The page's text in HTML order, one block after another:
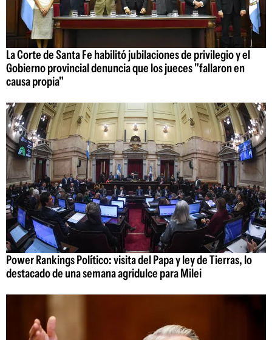
La Corte de Santa Fe habilitó jubilaciones de privilegio y el
Gobierno provincial denuncia que los jueces "fallaron en
causa propia"
Power Rankings Político: visita del Papa y ley de Tierras, lo
destacado de una semana agridulce para Milei